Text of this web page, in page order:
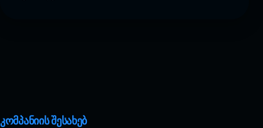
კომპანიის შესახებ